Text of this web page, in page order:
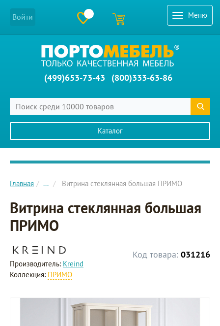
Меню
Войти
(499)653-73-43 (800)333-63-86
Каталог
Главное меню сайта
Главная ... Витрина стеклянная большая ПРИМО
Витрина стеклянная большая
ПРИМО
Код товара: 031216
Производитель: Kreind
Коллекция: ПРИМО